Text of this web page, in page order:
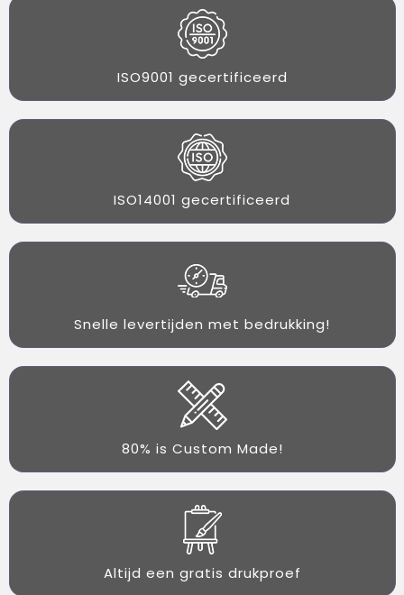
ISO9001 gecertificeerd
ISO14001 gecertificeerd
Snelle levertijden met bedrukking!
80% is Custom Made!
Altijd een gratis drukproef